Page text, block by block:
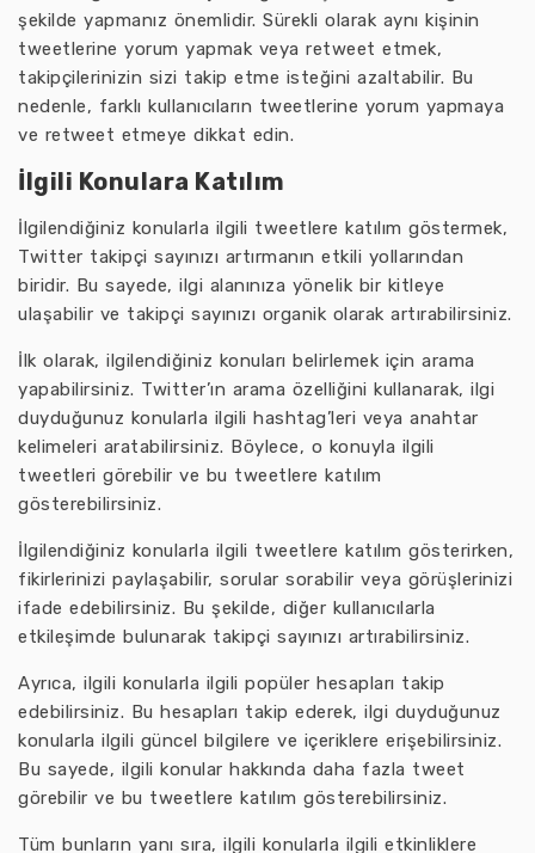
şekilde yapmanız önemlidir. Sürekli olarak aynı kişinin
tweetlerine yorum yapmak veya retweet etmek,
takipçilerinizin sizi takip etme isteğini azaltabilir. Bu
nedenle, farklı kullanıcıların tweetlerine yorum yapmaya
ve retweet etmeye dikkat edin.
İlgili Konulara Katılım
İlgilendiğiniz konularla ilgili tweetlere katılım göstermek,
Twitter takipçi sayınızı artırmanın etkili yollarından
biridir. Bu sayede, ilgi alanınıza yönelik bir kitleye
ulaşabilir ve takipçi sayınızı organik olarak artırabilirsiniz.
İlk olarak, ilgilendiğiniz konuları belirlemek için arama
yapabilirsiniz. Twitter’ın arama özelliğini kullanarak, ilgi
duyduğunuz konularla ilgili hashtag’leri veya anahtar
kelimeleri aratabilirsiniz. Böylece, o konuyla ilgili
tweetleri görebilir ve bu tweetlere katılım
gösterebilirsiniz.
İlgilendiğiniz konularla ilgili tweetlere katılım gösterirken,
fikirlerinizi paylaşabilir, sorular sorabilir veya görüşlerinizi
ifade edebilirsiniz. Bu şekilde, diğer kullanıcılarla
etkileşimde bulunarak takipçi sayınızı artırabilirsiniz.
Ayrıca, ilgili konularla ilgili popüler hesapları takip
edebilirsiniz. Bu hesapları takip ederek, ilgi duyduğunuz
konularla ilgili güncel bilgilere ve içeriklere erişebilirsiniz.
Bu sayede, ilgili konular hakkında daha fazla tweet
görebilir ve bu tweetlere katılım gösterebilirsiniz.
Tüm bunların yanı sıra, ilgili konularla ilgili etkinliklere